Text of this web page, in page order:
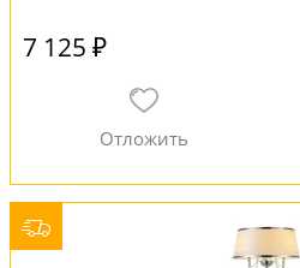
7 125 ₽